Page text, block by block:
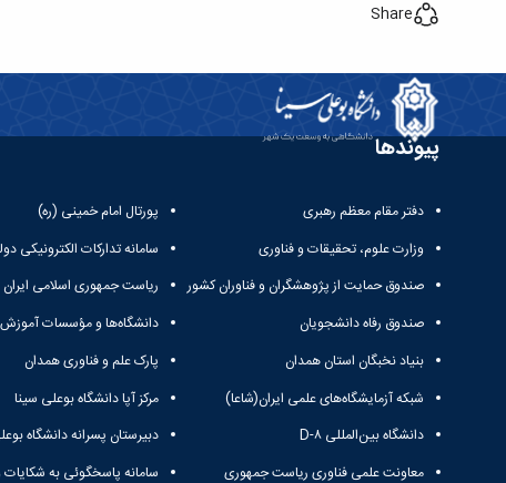
Share
پیوندها
دفتر مقام معظم رهبری
وزارت علوم، تحقیقات و فناوری
صندوق حمایت از پژوهشگران و فناوران کشور
صندوق رفاه دانشجویان
بنیاد نخبگان استان همدان
شبکه آزمایشگاه‌های علمی ایران(شاعا)
دانشگاه بین‌المللی D-۸
معاونت علمی فناوری ریاست جمهوری
پورتال امام خمینی (ره)
سامانه تدارکات الکترونیکی
ریاست جمهوری اسلامی ایران
دانشگاه‌ها و مؤسسات آموزش
پارک علم و فناوری همدان
مرکز آپا دانشگاه بوعلی سینا
دبیرستان پسرانه دانشگاه
سامانه پاسخگوئی به شکایات